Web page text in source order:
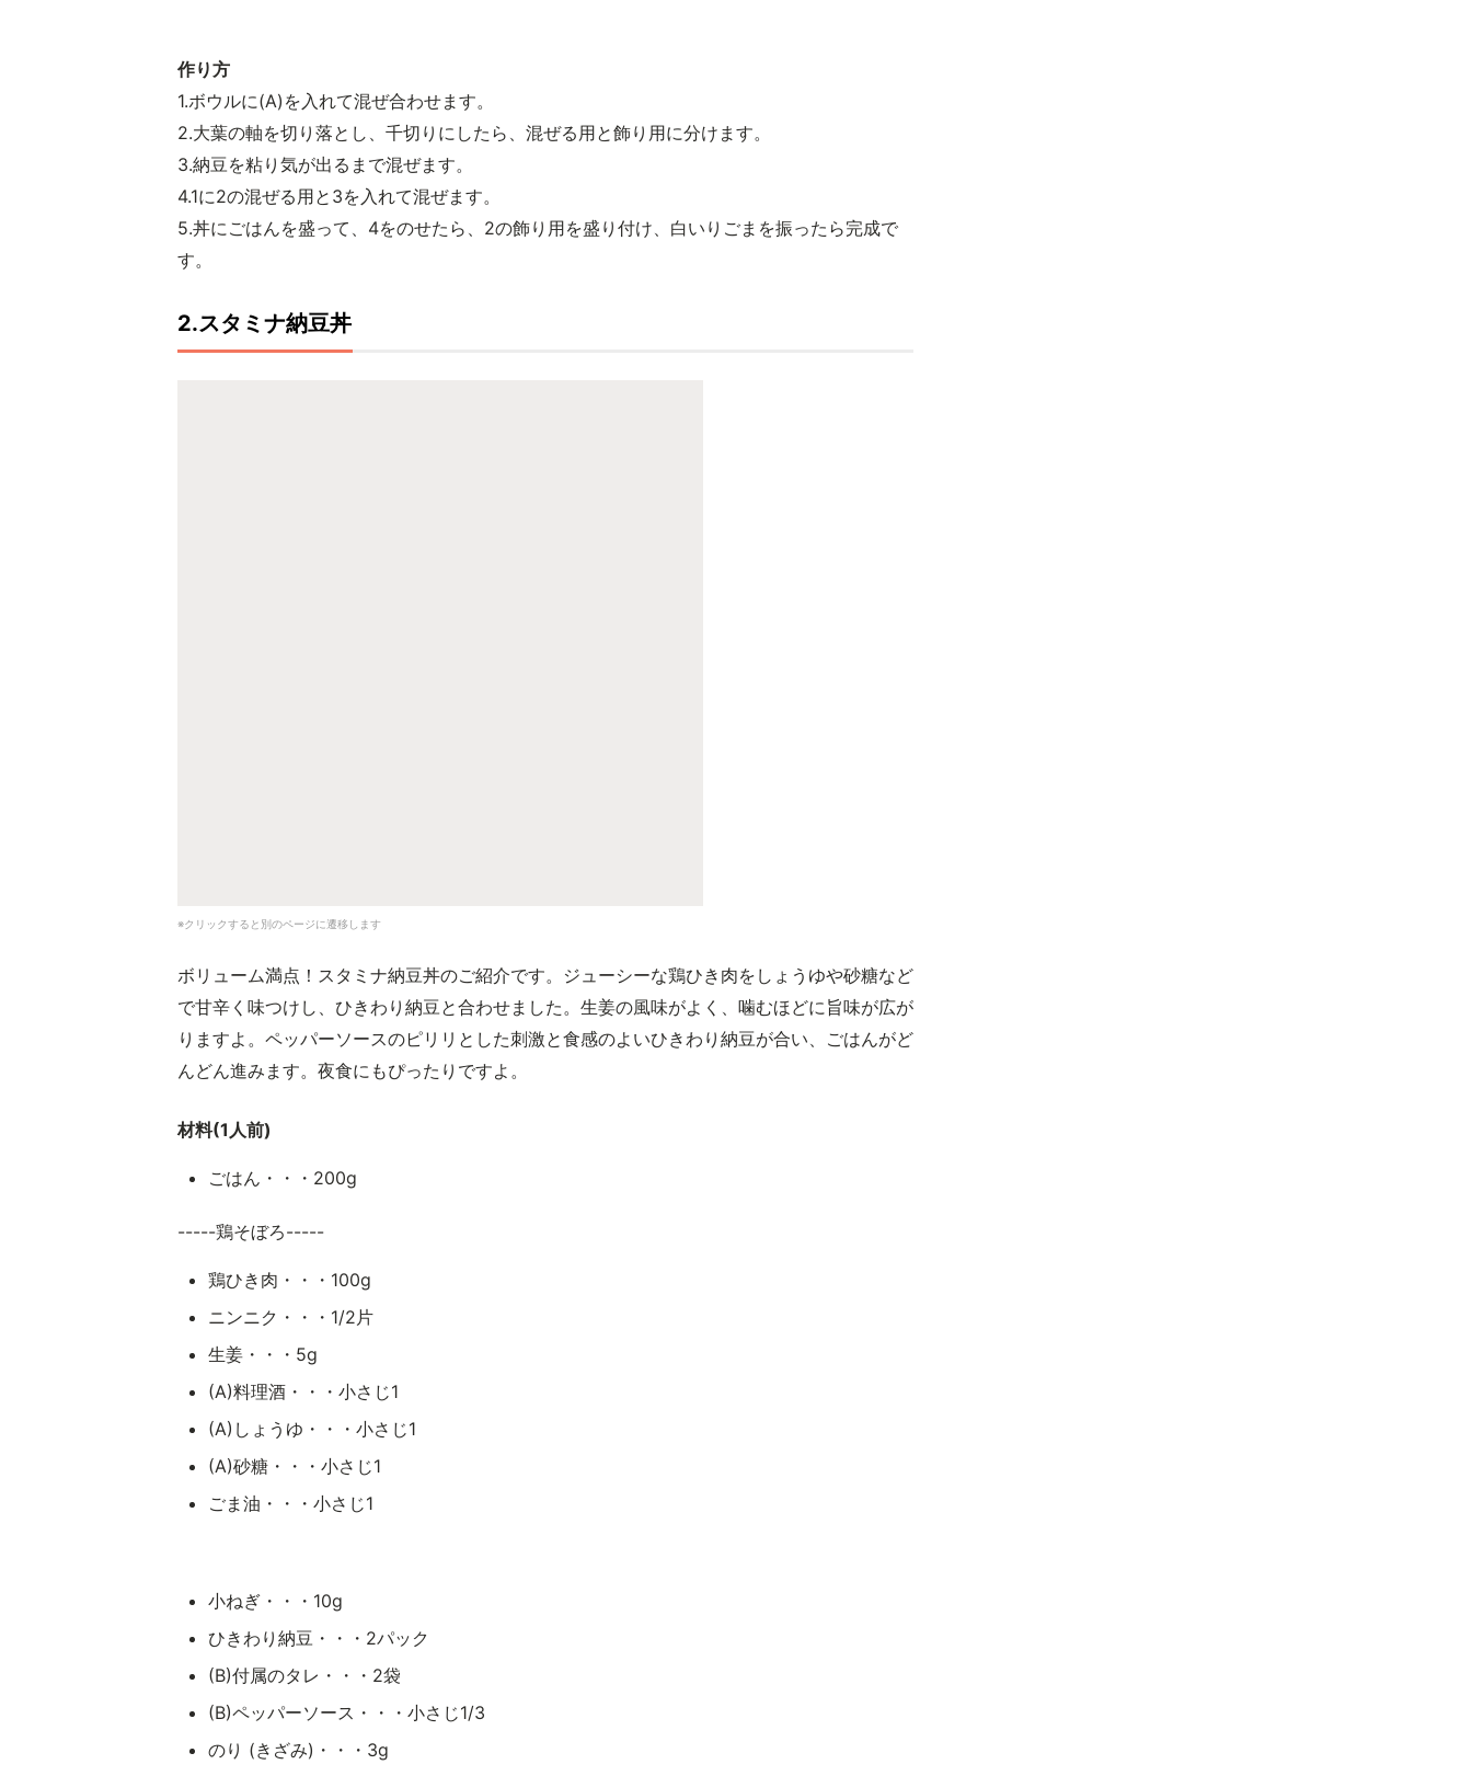
作り方
1.ボウルに(A)を入れて混ぜ合わせます。
2.大葉の軸を切り落とし、千切りにしたら、混ぜる用と飾り用に分けます。
3.納豆を粘り気が出るまで混ぜます。
4.1に2の混ぜる用と3を入れて混ぜます。
5.丼にごはんを盛って、4をのせたら、2の飾り用を盛り付け、白いりごまを振ったら完成で
す。
2.スタミナ納豆丼
※クリックすると別のページに遷移します
ボリューム満点！スタミナ納豆丼のご紹介です。ジューシーな鶏ひき肉をしょうゆや砂糖など
で甘辛く味つけし、ひきわり納豆と合わせました。生姜の風味がよく、噛むほどに旨味が広が
りますよ。ペッパーソースのピリリとした刺激と食感のよいひきわり納豆が合い、ごはんがど
んどん進みます。夜食にもぴったりですよ。
材料(1人前)
ごはん・・・200g
-----鶏そぼろ-----
鶏ひき肉・・・100g
ニンニク・・・1/2片
生姜・・・5g
(A)料理酒・・・小さじ1
(A)しょうゆ・・・小さじ1
(A)砂糖・・・小さじ1
ごま油・・・小さじ1
小ねぎ・・・10g
ひきわり納豆・・・2パック
(B)付属のタレ・・・2袋
(B)ペッパーソース・・・小さじ1/3
のり (きざみ)・・・3g